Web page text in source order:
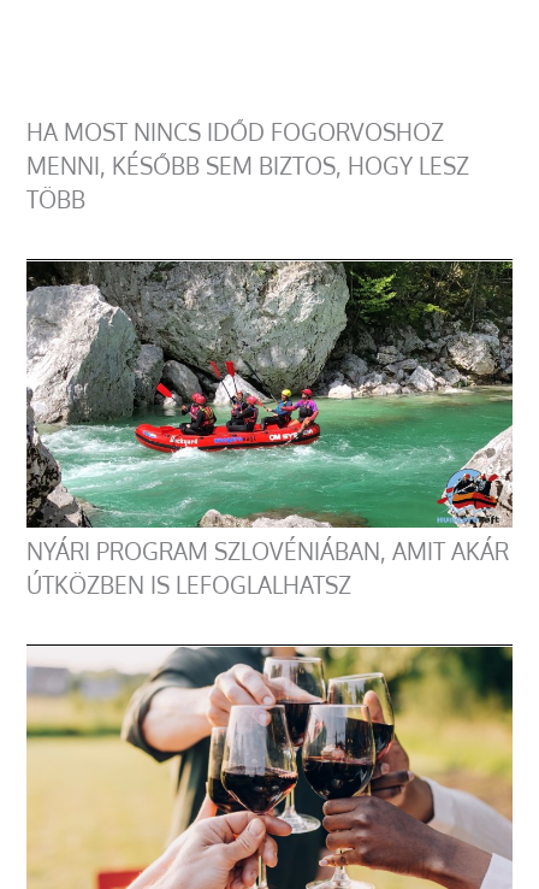
HA MOST NINCS IDŐD FOGORVOSHOZ
MENNI, KÉSŐBB SEM BIZTOS, HOGY LESZ
TÖBB
NYÁRI PROGRAM SZLOVÉNIÁBAN, AMIT AKÁR
ÚTKÖZBEN IS LEFOGLALHATSZ